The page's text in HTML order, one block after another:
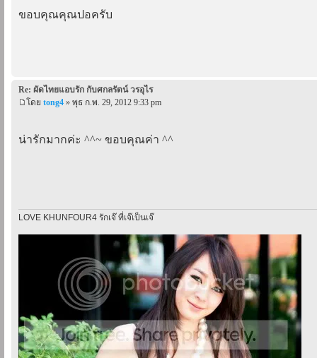
ขอบคุณคุณปอครับ
Re: ผัดไทยแอบรัก กับศกลรัตน์ วรอุไร
โดย tong4 » พุธ ก.พ. 29, 2012 9:33 pm
น่ารักมากค่ะ ^^~ ขอบคุณค่า ^^
LOVE KHUNFOUR4 รักเจ๊ ที่เจ๊เป็นเจ๊